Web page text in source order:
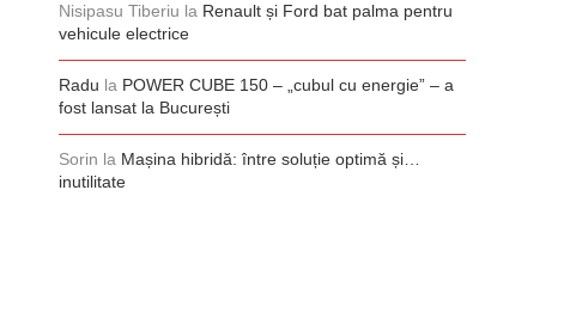
Nisipasu Tiberiu la Renault și Ford bat palma pentru
vehicule electrice
Radu la POWER CUBE 150 – „cubul cu energie” – a
fost lansat la București
Sorin la Mașina hibridă: între soluție optimă și…
inutilitate